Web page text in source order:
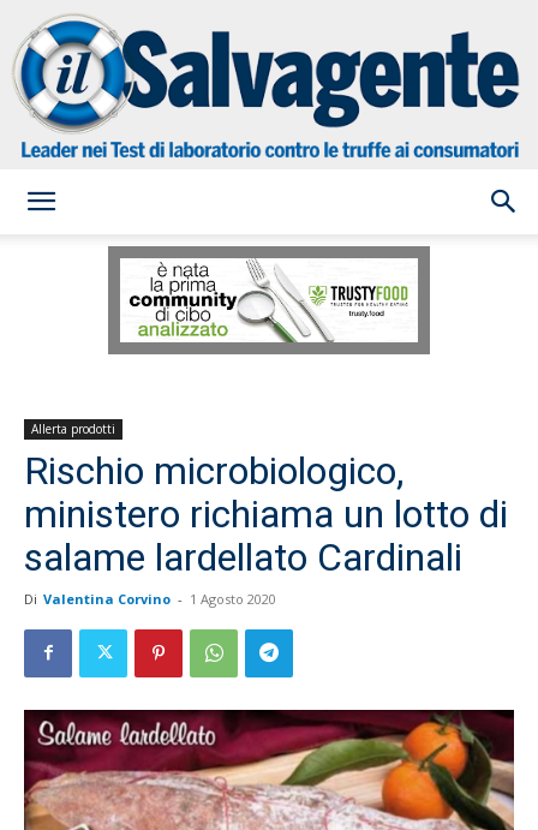
Salvagente
Allerta prodotti
Rischio microbiologico,
ministero richiama un lotto di
salame lardellato Cardinali
Di Valentina Corvino - 1 Agosto 2020